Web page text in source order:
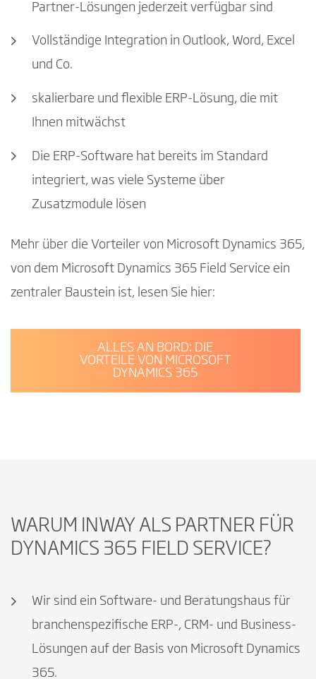
Partner-Lösungen jederzeit verfügbar sind
Vollständige Integration in Outlook, Word, Excel
und Co.
skalierbare und flexible ERP-Lösung, die mit
Ihnen mitwächst
Die ERP-Software hat bereits im Standard
integriert, was viele Systeme über
Zusatzmodule lösen
Mehr über die Vorteiler von Microsoft Dynamics 365,
von dem Microsoft Dynamics 365 Field Service ein
zentraler Baustein ist, lesen Sie hier:
ALLES AN BORD: DIE
VORTEILE VON MICROSOFT
DYNAMICS 365
WARUM INWAY ALS PARTNER FÜR
DYNAMICS 365 FIELD SERVICE?
Wir sind ein Software- und Beratungshaus für
branchenspezifische ERP-, CRM- und Business-
Lösungen auf der Basis von Microsoft Dynamics
365.